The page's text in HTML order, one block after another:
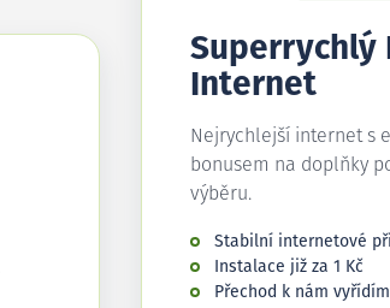
Superrychlý
Internet
Nejrychlejší internet s
bonusem na doplňky
výběru.
Stabilní internetové
Instalace již za 1 Kč
Přechod k nám